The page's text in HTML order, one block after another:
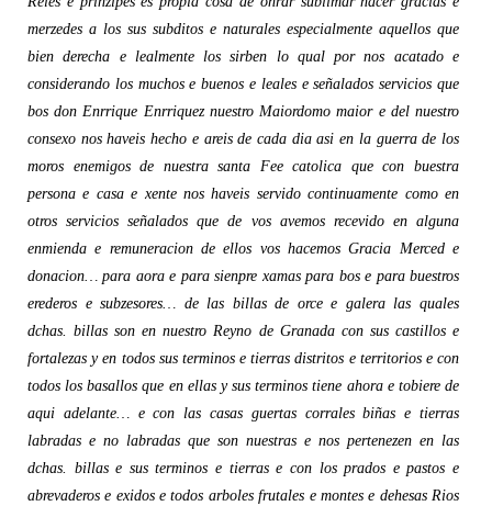
merzedes a los sus subditos e naturales especialmente aquellos que
bien derecha e lealmente los sirben lo qual por nos acatado e
considerando los muchos e buenos e leales e señalados servicios que
bos don Enrrique Enrriquez nuestro Maiordomo maior e del nuestro
consexo nos haveis hecho e areis de cada dia asi en la guerra de los
moros enemigos de nuestra santa Fee catolica que con buestra
persona e casa e xente nos haveis servido continuamente como en
otros servicios señalados que de vos avemos recevido en alguna
enmienda e remuneracion de ellos vos hacemos Gracia Merced e
donacion… para aora e para sienpre xamas para bos e para buestros
erederos e subzesores… de las billas de orce e galera las quales
dchas. billas son en nuestro Reyno de Granada con sus castillos e
fortalezas y en todos sus terminos e tierras distritos e territorios e con
todos los basallos que en ellas y sus terminos tiene ahora e tobiere de
aqui adelante… e con las casas guertas corrales biñas e tierras
labradas e no labradas que son nuestras e nos pertenezen en las
dchas. billas e sus terminos e tierras e con los prados e pastos e
abrevaderos e exidos e todos arboles frutales e montes e dehesas Rios